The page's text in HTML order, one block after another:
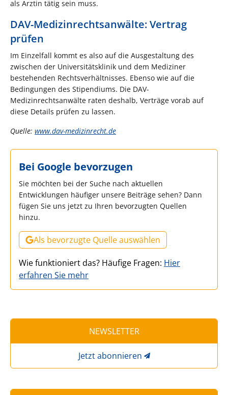
als Ärztin tätig sein muss.
DAV-Medizinrechtsanwälte: Vertrag
prüfen
Im Einzelfall kommt es also auf die Ausgestaltung des
zwischen der Universitätsklinik und dem Mediziner
bestehenden Rechtsverhältnisses. Ebenso wie auf die
Bedingungen des Stipendiums. Die DAV-
Medizinrechtsanwälte raten deshalb, Verträge vorab auf
diese Details prüfen zu lassen.
Quelle: www.dav-medizinrecht.de
Bei Google bevorzugen
Sie möchten bei der Suche nach aktuellen
Entwicklungen häufiger unsere Beiträge sehen? Dann
fügen Sie uns jetzt zu Ihren bevorzugten Quellen
hinzu.
Als bevorzugte Quelle auswählen
Wie funktioniert das? Häufige Fragen: Hier
erfahren Sie mehr
NEWSLETTER
Jetzt abonnieren